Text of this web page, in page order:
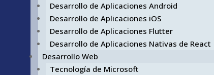
Desarrollo de Aplicaciones Android
Desarrollo de Aplicaciones iOS
Desarrollo de Aplicaciones Flutter
Desarrollo de Aplicaciones Nativas de React
Desarrollo Web
Tecnología de Microsoft